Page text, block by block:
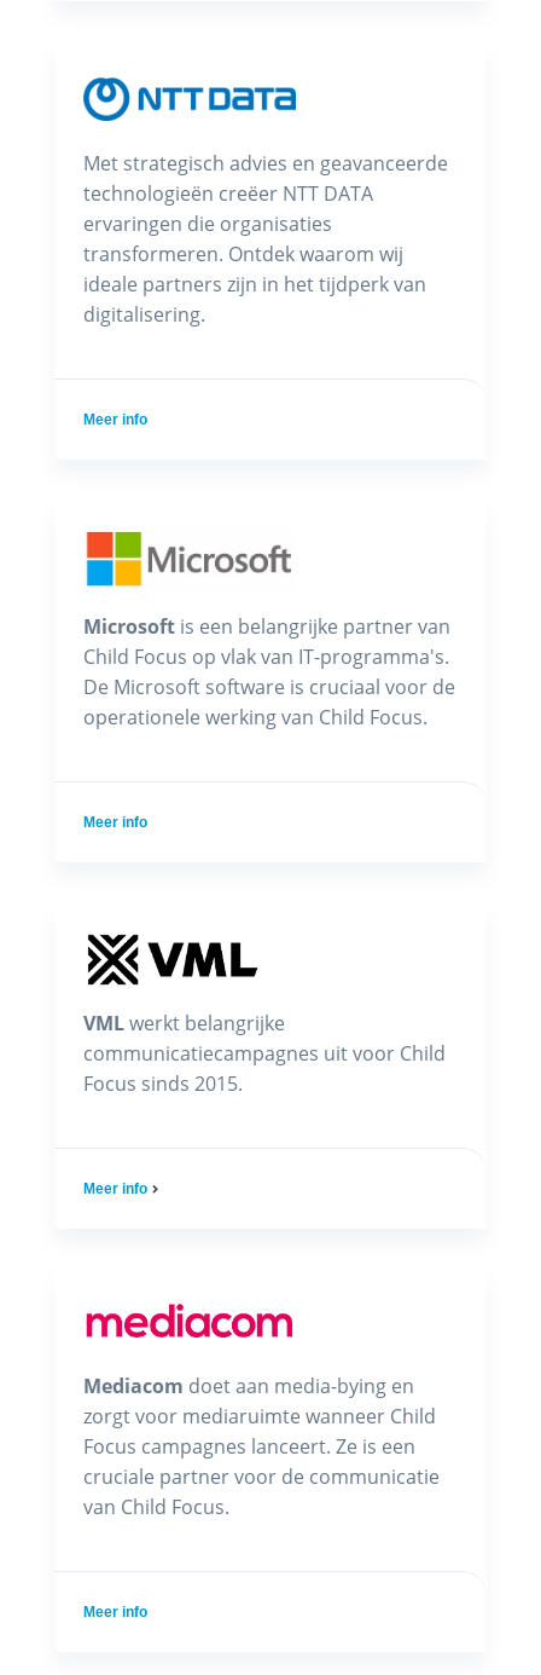
Met strategisch advies en geavanceerde
technologieën creëer NTT DATA
ervaringen die organisaties
transformeren. Ontdek waarom wij
ideale partners zijn in het tijdperk van
digitalisering.
Meer info
Microsoft is een belangrijke partner van
Child Focus op vlak van IT-programma's.
De Microsoft software is cruciaal voor de
operationele werking van Child Focus.
Meer info
VMLwerkt belangrijke
communicatiecampagnes uit voor Child
Focus sinds 2015.
Meer info
Mediacom doet aan media-bying en
zorgt voor mediaruimte wanneer Child
Focus campagnes lanceert. Ze is een
cruciale partner voor de communicatie
van Child Focus.
Meer info